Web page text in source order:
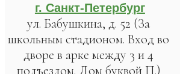
г. Санкт-Петербург
ул. Бабушкина, д. 52 (За
школьным стадионом. Вход во
дворе в арке между 3 и 4
подъездом. Дом буквой П.)